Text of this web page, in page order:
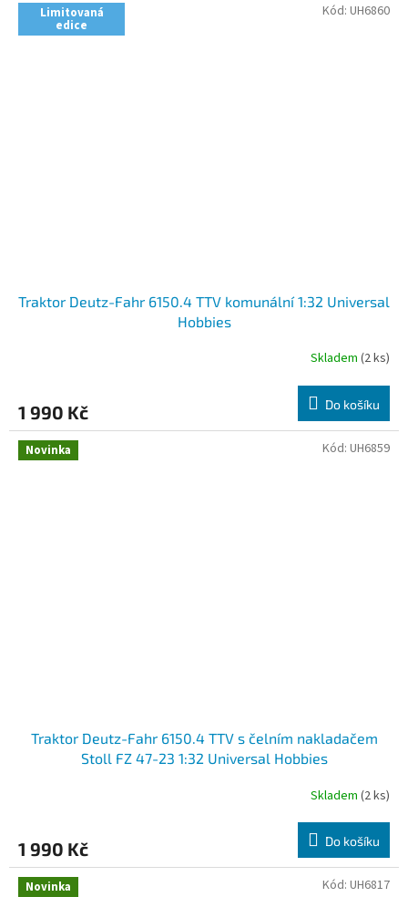
Limitovaná
edice
Traktor Deutz-Fahr 6150.4 TTV komunální 1:32 Universal
Hobbies
Skladem (2 ks)
1 990 Kč Do košíku
Kód: UH6860
Novinka
Traktor Deutz-Fahr 6150.4 TTV s čelním nakladačem
Stoll FZ 47-23 1:32 Universal Hobbies
Skladem (2 ks)
1 990 Kč Do košíku
Kód: UH6859
Novinka Kód: UH6817